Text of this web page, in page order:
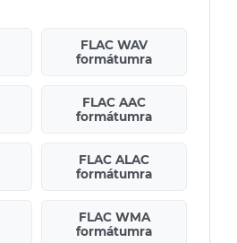
FLAC WAV
formátumra
FLAC AAC
formátumra
FLAC ALAC
formátumra
FLAC WMA
formátumra